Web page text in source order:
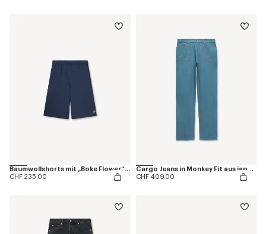
Baumwollshorts mit „Boke Flower“-Stickerei
CHF 235.00
Cargo Jeans in Monkey Fit aus japanischem Denim
CHF 409.00